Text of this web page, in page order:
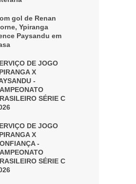
gol de Renan
Ypiranga
Paysandu em
DE JOGO
X
-
SÉRIE C
DE JOGO
X
-
SÉRIE C